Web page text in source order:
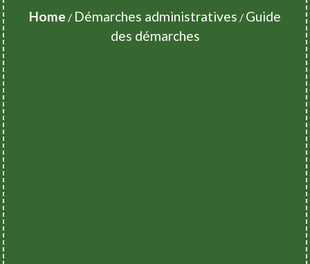
Home / Démarches administratives / Guide
des démarches